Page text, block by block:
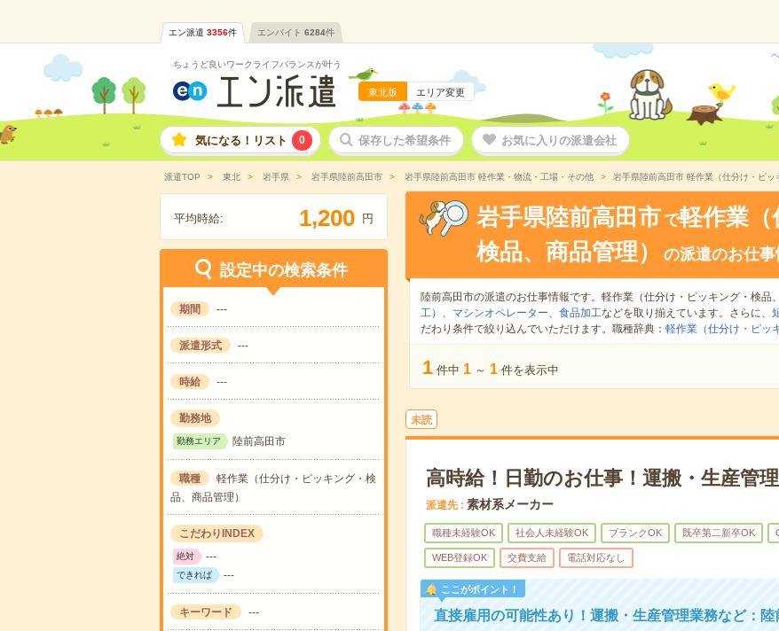
エン派遣 3356件 エンバイト 6284件
ちょうど良いワークライフバランスが叶う
東北版 エリア変更
気になる！リスト 0 保存した希望条件 お気に入りの派遣会社
派遣TOP 東北 岩手県 岩手県陸前高田市 岩手県陸前高田市 軽作業・物流・工場・その他 岩手県陸前高田市 軽作業（仕分け・ピ
平均時給: 1,200 円
設定中の検索条件
期間 ---
派遣形式 ---
時給 ---
勤務地
勤務エリア 陸前高田市
職種
軽作業（仕分け・ピッキング・検
品、商品管理）
こだわりINDEX
絶対 ---
できれば ---
キーワード ---
岩手県陸前高田市 で軽作業（
検品、商品管理）
の派遣のお仕
陸前高田市の派遣のお仕事情報です。軽作業（仕分け・ピッキング・検品
工） 、 マシンオペレーター、 食品加工などを取り揃えています。さらに、
だわり条件で絞り込んでいただけます。職種辞典： 軽作業（仕分け・ピッ
1 件中 1 ～ 1 件を表示中
未読
高時給！日勤のお仕事！運搬・生産管
派遣先 素材系メーカー
職種未経験OK 社会人未経験OK ブランクOK 既卒第二新卒OK
WEB登録OK 交費支給 電話対応なし
ここがポイント！
直接雇用の可能性あり！運搬・生産管理業務など：陸